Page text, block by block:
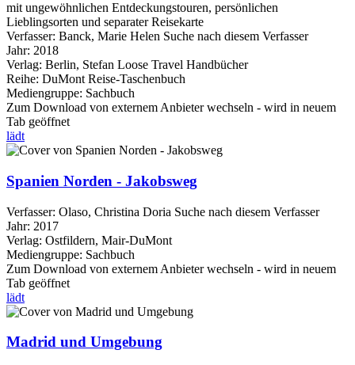
mit ungewöhnlichen Entdeckungstouren, persönlichen
Lieblingsorten und separater Reisekarte
Verfasser: Banck, Marie Helen Suche nach diesem Verfasser
Jahr: 2018
Verlag: Berlin, Stefan Loose Travel Handbücher
Reihe: DuMont Reise-Taschenbuch
Mediengruppe: Sachbuch
Zum Download von externem Anbieter wechseln - wird in neuem
Tab geöffnet
lädt
Spanien Norden - Jakobsweg
Verfasser: Olaso, Christina Doria Suche nach diesem Verfasser
Jahr: 2017
Verlag: Ostfildern, Mair-DuMont
Mediengruppe: Sachbuch
Zum Download von externem Anbieter wechseln - wird in neuem
Tab geöffnet
lädt
Madrid und Umgebung